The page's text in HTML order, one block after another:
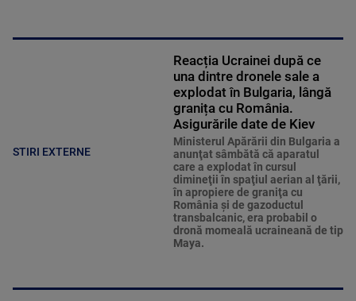
STIRI EXTERNE
Reacția Ucrainei după ce
una dintre dronele sale a
explodat în Bulgaria, lângă
granița cu România.
Asigurările date de Kiev
Ministerul Apărării din Bulgaria a
anunţat sâmbătă că aparatul
care a explodat în cursul
dimineţii în spaţiul aerian al ţării,
în apropiere de graniţa cu
România şi de gazoductul
transbalcanic, era probabil o
dronă momeală ucraineană de tip
Maya.